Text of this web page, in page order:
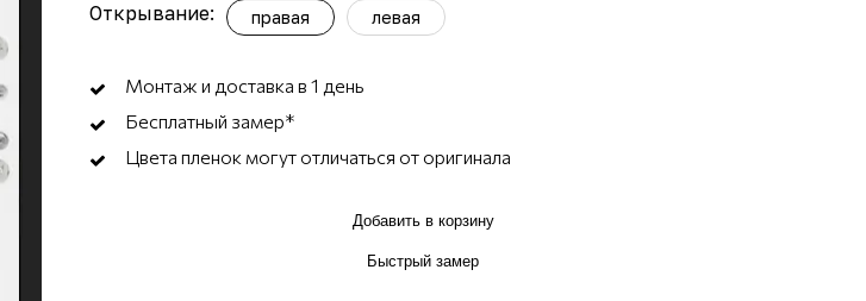
Открывание: правая левая
Монтаж и доставка в 1 день
Бесплатный замер*
Цвета пленок могут отличаться от оригинала
Добавить в корзину
Быстрый замер